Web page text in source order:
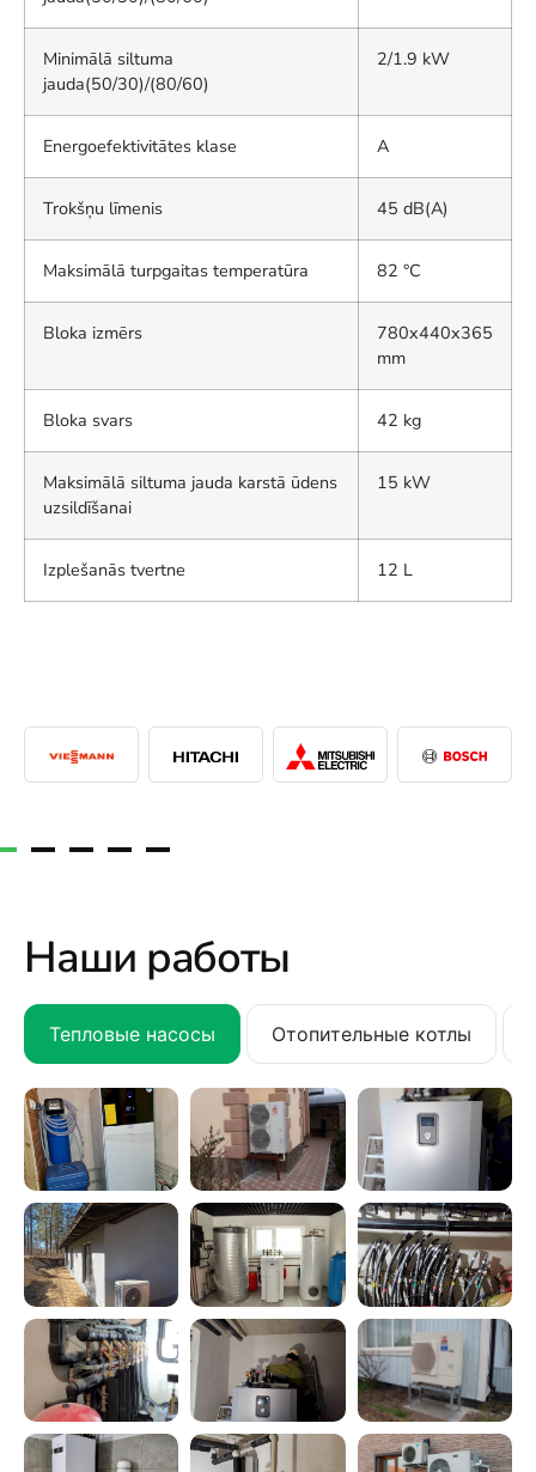
Minimālā siltuma
jauda(50/30)/(80/60)
2/1.9 kW
Energoefektivitātes klase A
Trokšņu līmenis 45 dB(A)
Maksimālā turpgaitas temperatūra 82 °C
Bloka izmērs
780x440x365
mm
Bloka svars 42 kg
Maksimālā siltuma jauda karstā ūdens
uzsildīšanai
15 kW
Izplešanās tvertne 12 L
Наши работы
Тепловые насосы Отопительные котлы